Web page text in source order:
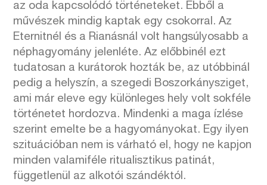
az oda kapcsolódó történeteket. Ebből a
művészek mindig kaptak egy csokorral. Az
Eternitnél és a Rianásnál volt hangsúlyosabb a
néphagyomány jelenléte. Az előbbinél ezt
tudatosan a kurátorok hozták be, az utóbbinál
pedig a helyszín, a szegedi Boszorkánysziget,
ami már eleve egy különleges hely volt sokféle
történetet hordozva. Mindenki a maga ízlése
szerint emelte be a hagyományokat. Egy ilyen
szituációban nem is várható el, hogy ne kapjon
minden valamiféle ritualisztikus patinát,
függetlenül az alkotói szándéktól.